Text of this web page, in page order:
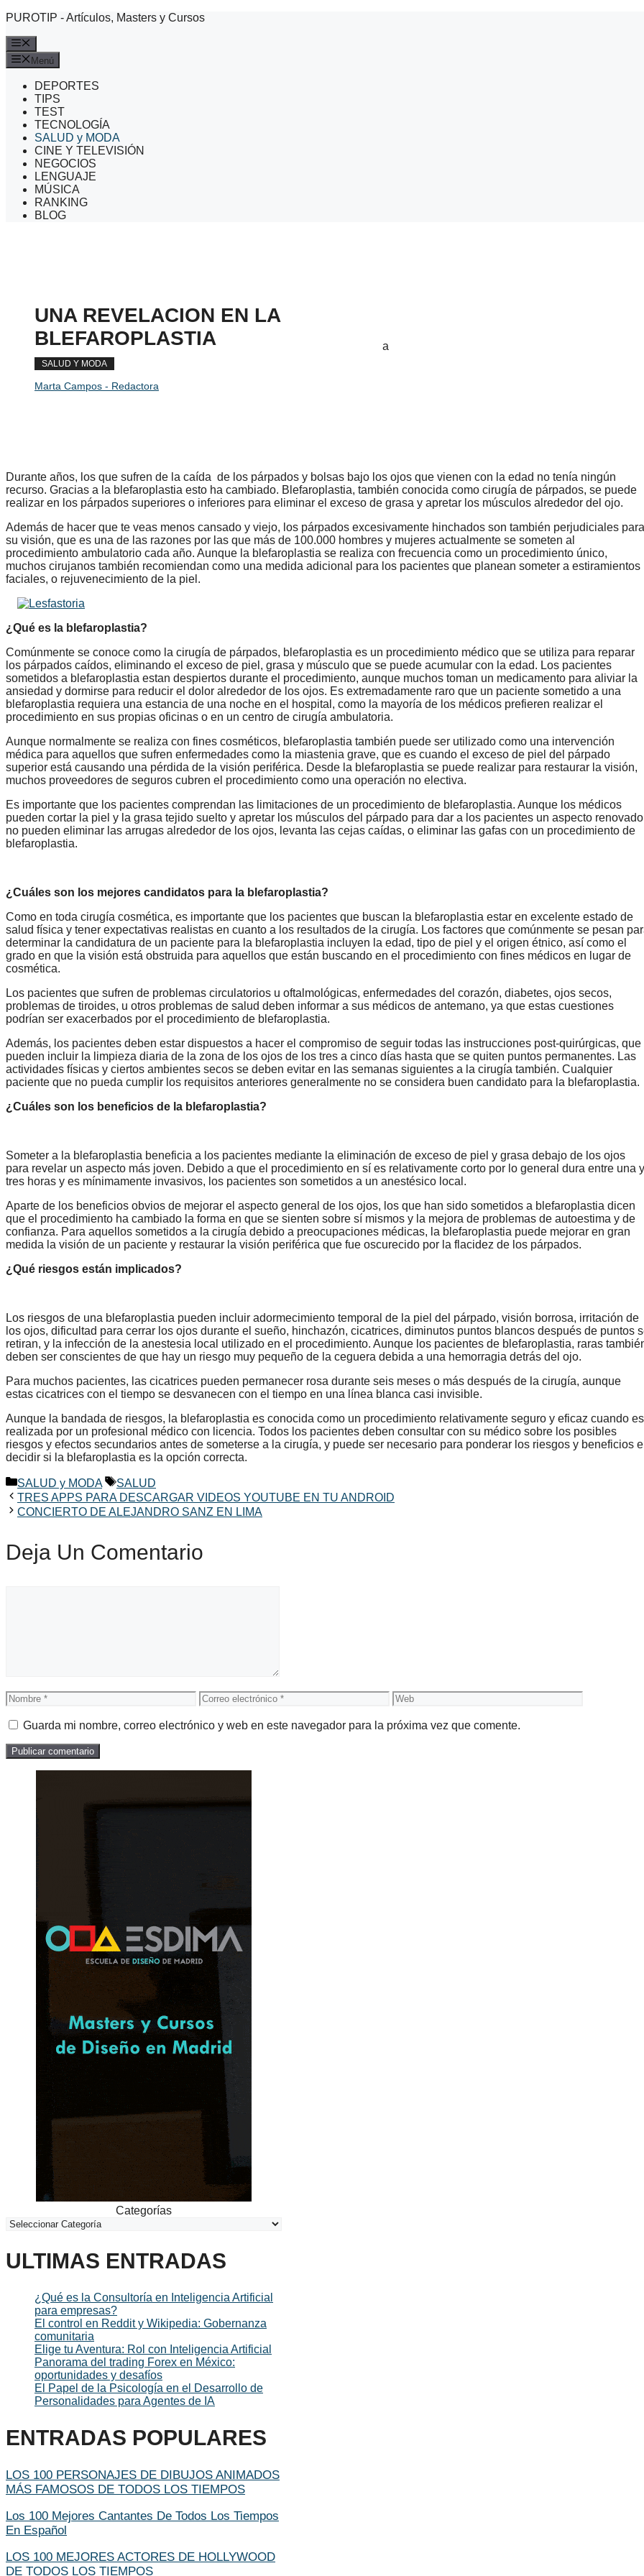
Saltar
contenido
PUROTIP - Artículos, Masters y Cursos
Menú
DEPORTES
TIPS
TEST
TECNOLOGÍA
SALUD y MODA
CINE Y TELEVISIÓN
NEGOCIOS
LENGUAJE
MÚSICA
RANKING
BLOG
UNA REVELACION EN LA
BLEFAROPLASTIA
SALUD Y MODA
Marta Campos - Redactora
Durante años, los que sufren de la caída de los párpados y bolsas bajo los ojos que vienen con la edad no tenía ningún
recurso. Gracias a la blefaroplastia esto ha cambiado. Blefaroplastia, también conocida como cirugía de párpados, se puede
realizar en los párpados superiores o inferiores para eliminar el exceso de grasa y apretar los músculos alrededor del ojo.
Además de hacer que te veas menos cansado y viejo, los párpados excesivamente hinchados son también perjudiciales para
su visión, que es una de las razones por las que más de 100.000 hombres y mujeres actualmente se someten al
procedimiento ambulatorio cada año. Aunque la blefaroplastia se realiza con frecuencia como un procedimiento único,
muchos cirujanos también recomiendan como una medida adicional para los pacientes que planean someter a estiramientos
faciales, o rejuvenecimiento de la piel.
¿Qué es la blefaroplastia?
Comúnmente se conoce como la cirugía de párpados, blefaroplastia es un procedimiento médico que se utiliza para reparar
los párpados caídos, eliminando el exceso de piel, grasa y músculo que se puede acumular con la edad. Los pacientes
sometidos a blefaroplastia estan despiertos durante el procedimiento, aunque muchos toman un medicamento para aliviar la
ansiedad y dormirse para reducir el dolor alrededor de los ojos. Es extremadamente raro que un paciente sometido a una
blefaroplastia requiera una estancia de una noche en el hospital, como la mayoría de los médicos prefieren realizar el
procedimiento en sus propias oficinas o en un centro de cirugía ambulatoria.
Aunque normalmente se realiza con fines cosméticos, blefaroplastia también puede ser utilizado como una intervención
médica para aquellos que sufren enfermedades como la miastenia grave, que es cuando el exceso de piel del párpado
superior está causando una pérdida de la visión periférica. Desde la blefaroplastia se puede realizar para restaurar la visión,
muchos proveedores de seguros cubren el procedimiento como una operación no electiva.
Es importante que los pacientes comprendan las limitaciones de un procedimiento de blefaroplastia. Aunque los médicos
pueden cortar la piel y la grasa tejido suelto y apretar los músculos del párpado para dar a los pacientes un aspecto
no pueden eliminar las arrugas alrededor de los ojos, levanta las cejas caídas, o eliminar las gafas con un procedimiento de
blefaroplastia.
¿Cuáles son los mejores candidatos para la blefaroplastia?
Como en toda cirugía cosmética, es importante que los pacientes que buscan la blefaroplastia estar en excelente estado de
salud física y tener expectativas realistas en cuanto a los resultados de la cirugía. Los factores que comúnmente se pesan
determinar la candidatura de un paciente para la blefaroplastia incluyen la edad, tipo de piel y el origen étnico, así como el
grado en que la visión está obstruida para aquellos que están buscando en el procedimiento con fines médicos en lugar de
cosmética.
Los pacientes que sufren de problemas circulatorios u oftalmológicas, enfermedades del corazón, diabetes, ojos secos,
problemas de tiroides, u otros problemas de salud deben informar a sus médicos de antemano, ya que estas cuestiones
podrían ser exacerbados por el procedimiento de blefaroplastia.
Además, los pacientes deben estar dispuestos a hacer el compromiso de seguir todas las instrucciones post-quirúrgicas, que
pueden incluir la limpieza diaria de la zona de los ojos de los tres a cinco días hasta que se quiten puntos permanentes. Las
actividades físicas y ciertos ambientes secos se deben evitar en las semanas siguientes a la cirugía también. Cualquier
paciente que no pueda cumplir los requisitos anteriores generalmente no se considera buen candidato para la blefaroplastia.
¿Cuáles son los beneficios de la blefaroplastia?
Someter a la blefaroplastia beneficia a los pacientes mediante la eliminación de exceso de piel y grasa debajo de los ojos
para revelar un aspecto más joven. Debido a que el procedimiento en sí es relativamente corto por lo general dura entre una y
tres horas y es mínimamente invasivos, los pacientes son sometidos a un anestésico local.
Aparte de los beneficios obvios de mejorar el aspecto general de los ojos, los que han sido sometidos a blefaroplastia dicen
que el procedimiento ha cambiado la forma en que se sienten sobre sí mismos y la mejora de problemas de autoestima y de
confianza. Para aquellos sometidos a la cirugía debido a preocupaciones médicas, la blefaroplastia puede mejorar en gran
medida la visión de un paciente y restaurar la visión periférica que fue oscurecido por la flacidez de los párpados.
¿Qué riesgos están implicados?
Los riesgos de una blefaroplastia pueden incluir adormecimiento temporal de la piel del párpado, visión borrosa, irritación de
los ojos, dificultad para cerrar los ojos durante el sueño, hinchazón, cicatrices, diminutos puntos blancos después de puntos
retiran, y la infección de la anestesia local utilizado en el procedimiento. Aunque los pacientes de blefaroplastia, raras
deben ser conscientes de que hay un riesgo muy pequeño de la ceguera debida a una hemorragia detrás del ojo.
Para muchos pacientes, las cicatrices pueden permanecer rosa durante seis meses o más después de la cirugía, aunque
estas cicatrices con el tiempo se desvanecen con el tiempo en una línea blanca casi invisible.
Aunque la bandada de riesgos, la blefaroplastia es conocida como un procedimiento relativamente seguro y eficaz cuando es
realizada por un profesional médico con licencia. Todos los pacientes deben consultar con su médico sobre los posibles
riesgos y efectos secundarios antes de someterse a la cirugía, y puede ser necesario para ponderar los riesgos y beneficios
decidir si la blefaroplastia es la opción correcta.
Categorías
SALUD y MODA Etiquetas
SALUD
TRES APPS PARA DESCARGAR VIDEOS YOUTUBE EN TU ANDROID
CONCIERTO DE ALEJANDRO SANZ EN LIMA
Deja Un Comentario
Nombre
Correo
electrónico
Web
Guarda mi nombre, correo electrónico y web en este navegador para la próxima vez que comente.
Categorías
ULTIMAS ENTRADAS
¿Qué es la Consultoría en Inteligencia Artificial
para empresas?
El control en Reddit y Wikipedia: Gobernanza
comunitaria
Elige tu Aventura: Rol con Inteligencia Artificial
Panorama del trading Forex en México:
oportunidades y desafíos
El Papel de la Psicología en el Desarrollo de
Personalidades para Agentes de IA
ENTRADAS POPULARES
LOS 100 PERSONAJES DE DIBUJOS ANIMADOS
MÁS FAMOSOS DE TODOS LOS TIEMPOS
Los 100 Mejores Cantantes De Todos Los Tiempos
En Español
LOS 100 MEJORES ACTORES DE HOLLYWOOD
DE TODOS LOS TIEMPOS